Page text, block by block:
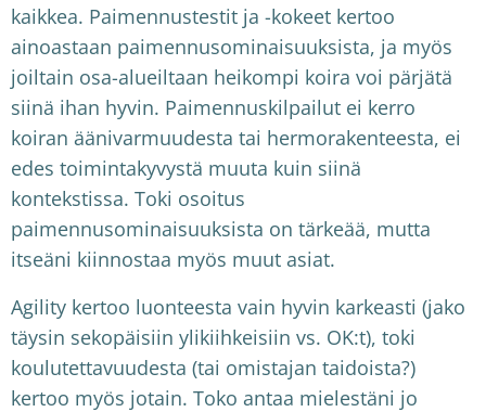
kaikkea. Paimennustestit ja -kokeet kertoo
ainoastaan paimennusominaisuuksista, ja myös
joiltain osa-alueiltaan heikompi koira voi pärjätä
siinä ihan hyvin. Paimennuskilpailut ei kerro
koiran äänivarmuudesta tai hermorakenteesta, ei
edes toimintakyvystä muuta kuin siinä
kontekstissa. Toki osoitus
paimennusominaisuuksista on tärkeää, mutta
itseäni kiinnostaa myös muut asiat.
Agility kertoo luonteesta vain hyvin karkeasti (jako
täysin sekopäisiin ylikiihkeisiin vs. OK:t), toki
koulutettavuudesta (tai omistajan taidoista?)
kertoo myös jotain. Toko antaa mielestäni jo